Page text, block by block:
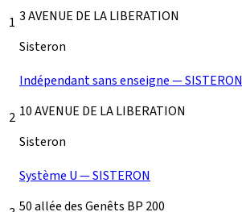
1 3 AVENUE DE LA LIBERATION
Sisteron
2
Indépendant sans enseigne — SISTERON
10 AVENUE DE LA LIBERATION
Sisteron
Système U — SISTERON
50 allée des Genêts BP 200